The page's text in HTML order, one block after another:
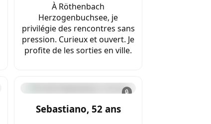
À Röthenbach
Herzogenbuchsee, je
privilégie des rencontres sans
pression. Curieux et ouvert. Je
profite de les sorties en ville.
🔒
Sebastiano, 52 ans